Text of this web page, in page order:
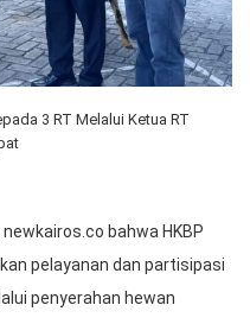
3 RT Melalui Ketua RT
bahwa HKBP
pelayanan dan partisipasi
penyerahan hewan